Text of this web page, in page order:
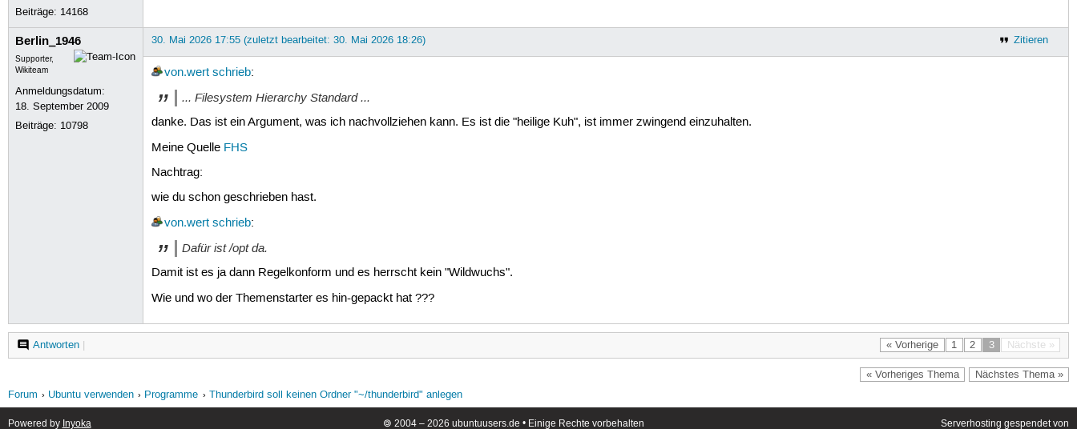
Beiträge: 14168
Berlin_1946
Supporter,
Wikiteam
Anmeldungsdatum:
18. September 2009
Beiträge: 10798
Zitieren
30. Mai 2026 17:55 (zuletzt bearbeitet: 30. Mai 2026 18:26)
von.wert schrieb:
... Filesystem Hierarchy Standard ...
danke. Das ist ein Argument, was ich nachvollziehen kann. Es ist die "heilige Kuh", ist immer zwingend einzuhalten.
Meine Quelle FHS
Nachtrag:
wie du schon geschrieben hast.
von.wert schrieb:
Dafür ist /opt da.
Damit ist es ja dann Regelkonform und es herrscht kein "Wildwuchs".
Wie und wo der Themenstarter es hin-gepackt hat ???
« Vorherige 1 2 3 Nächste »
Antworten|
« Vorheriges Thema Nächstes Thema »
Forum Ubuntu verwenden Programme Thunderbird soll keinen Ordner "~/thunderbird" anlegen
Powered by Inyoka 🄯 2004 – 2026 ubuntuusers.de • Einige Rechte vorbehalten Serverhosting gespendet von